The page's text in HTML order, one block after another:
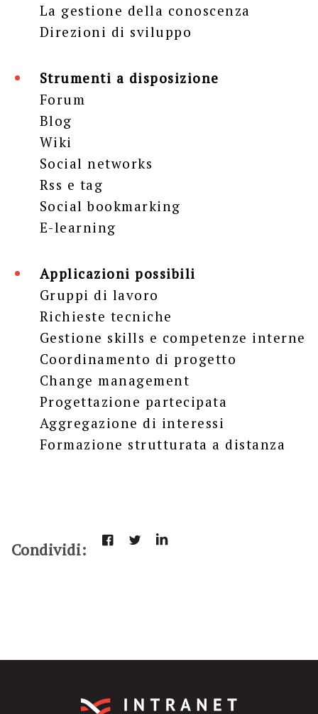
La gestione della conoscenza
Direzioni di sviluppo
Strumenti a disposizione
Forum
Blog
Wiki
Social networks
Rss e tag
Social bookmarking
E-learning
Applicazioni possibili
Gruppi di lavoro
Richieste tecniche
Gestione skills e competenze interne
Coordinamento di progetto
Change management
Progettazione partecipata
Aggregazione di interessi
Formazione strutturata a distanza
Condividi: